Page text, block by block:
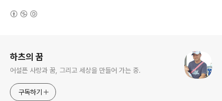
하츠의 꿈
어설픈 사랑과 꿈, 그리고 세상을 만들어 가는 중.
구독하기